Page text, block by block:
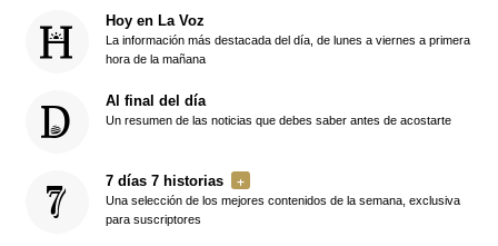
Hoy en La Voz
La información más destacada del día, de lunes a viernes a primera
hora de la mañana
Al final del día
Un resumen de las noticias que debes saber antes de acostarte
7 días 7 historias
Una selección de los mejores contenidos de la semana, exclusiva
para suscriptores